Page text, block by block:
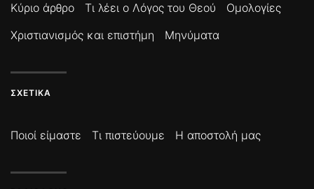
Κύριο άρθρο Τι λέει ο Λόγος του Θεού
Ομολογίες
Χριστιανισμός και επιστήμη
Μηνύματα
ΣΧΕΤΙΚΆ
Ποιοί είμαστε Τι πιστεύουμε Η αποστολή μας